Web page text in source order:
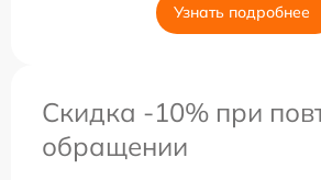
Узнать подробнее
Скидка -10% при
обращении